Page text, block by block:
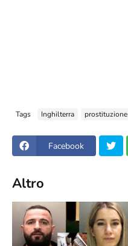
Tags Inghilterra prostituzione
Facebook
Altro